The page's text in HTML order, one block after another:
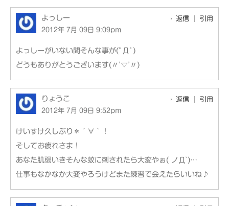
よっしー
2012年 7月 09日 9:09pm
返信 引用
よっしーがいない間そんな事が(ﾟДﾟ)
どうもありがとうございます(〃’▽’〃)
りょうこ
2012年 7月 09日 9:52pm
返信 引用
けいすけ久しぶり＊´∀｀！
そしてお疲れさま！
あなた肌弱いきそんな蚊に刺されたら大変やぉ( ノД`)…
仕事もなかなか大変やろうけどまた練習で会えたらいいね♪